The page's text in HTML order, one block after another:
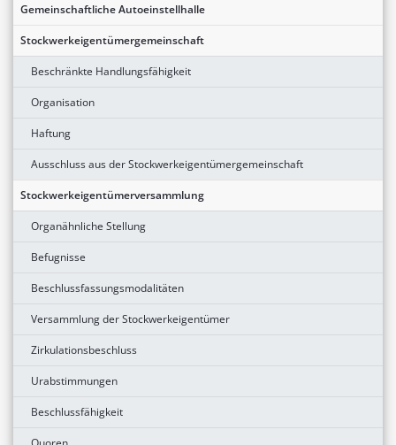
Gemeinschaftliche Autoeinstellhalle
Stockwerkeigentümergemeinschaft
Beschränkte Handlungsfähigkeit
Organisation
Haftung
Ausschluss aus der Stockwerkeigentümergemeinschaft
Stockwerkeigentümerversammlung
Organähnliche Stellung
Befugnisse
Beschlussfassungsmodalitäten
Versammlung der Stockwerkeigentümer
Zirkulationsbeschluss
Urabstimmungen
Beschlussfähigkeit